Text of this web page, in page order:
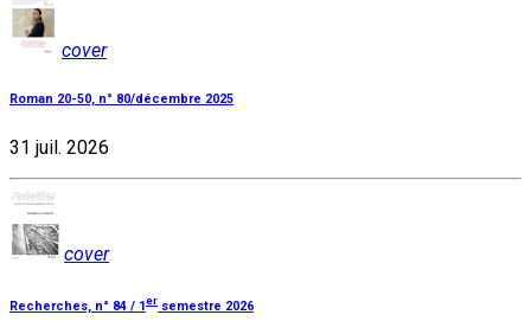
cover
Roman 20-50, n° 80/décembre 2025
31 juil. 2026
cover
Recherches, n° 84 / 1er semestre 2026